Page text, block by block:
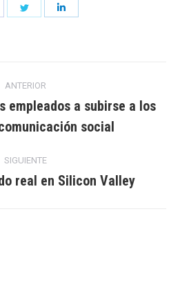
Share
ANTERIOR
Entrada
anterior:
empleados a subirse a los
social
SIGUIENTE
Entrada
real en Silicon Valley